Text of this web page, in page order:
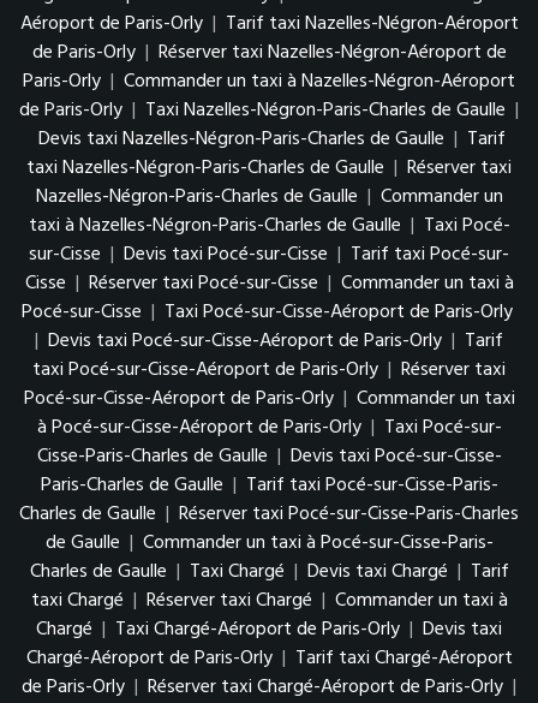
Aéroport de Paris-Orly | Tarif taxi Nazelles-Négron-Aéroport
de Paris-Orly | Réserver taxi Nazelles-Négron-Aéroport de
Paris-Orly | Commander un taxi à Nazelles-Négron-Aéroport
de Paris-Orly | Taxi Nazelles-Négron-Paris-Charles de Gaulle |
Devis taxi Nazelles-Négron-Paris-Charles de Gaulle | Tarif
taxi Nazelles-Négron-Paris-Charles de Gaulle | Réserver taxi
Nazelles-Négron-Paris-Charles de Gaulle | Commander un
taxi à Nazelles-Négron-Paris-Charles de Gaulle | Taxi Pocé-
sur-Cisse | Devis taxi Pocé-sur-Cisse | Tarif taxi Pocé-sur-
Cisse | Réserver taxi Pocé-sur-Cisse | Commander un taxi à
Pocé-sur-Cisse | Taxi Pocé-sur-Cisse-Aéroport de Paris-Orly
| Devis taxi Pocé-sur-Cisse-Aéroport de Paris-Orly | Tarif
taxi Pocé-sur-Cisse-Aéroport de Paris-Orly | Réserver taxi
Pocé-sur-Cisse-Aéroport de Paris-Orly | Commander un taxi
à Pocé-sur-Cisse-Aéroport de Paris-Orly | Taxi Pocé-sur-
Cisse-Paris-Charles de Gaulle | Devis taxi Pocé-sur-Cisse-
Paris-Charles de Gaulle | Tarif taxi Pocé-sur-Cisse-Paris-
Charles de Gaulle | Réserver taxi Pocé-sur-Cisse-Paris-Charles
de Gaulle | Commander un taxi à Pocé-sur-Cisse-Paris-
Charles de Gaulle | Taxi Chargé | Devis taxi Chargé | Tarif
taxi Chargé | Réserver taxi Chargé | Commander un taxi à
Chargé | Taxi Chargé-Aéroport de Paris-Orly | Devis taxi
Chargé-Aéroport de Paris-Orly | Tarif taxi Chargé-Aéroport
de Paris-Orly | Réserver taxi Chargé-Aéroport de Paris-Orly |